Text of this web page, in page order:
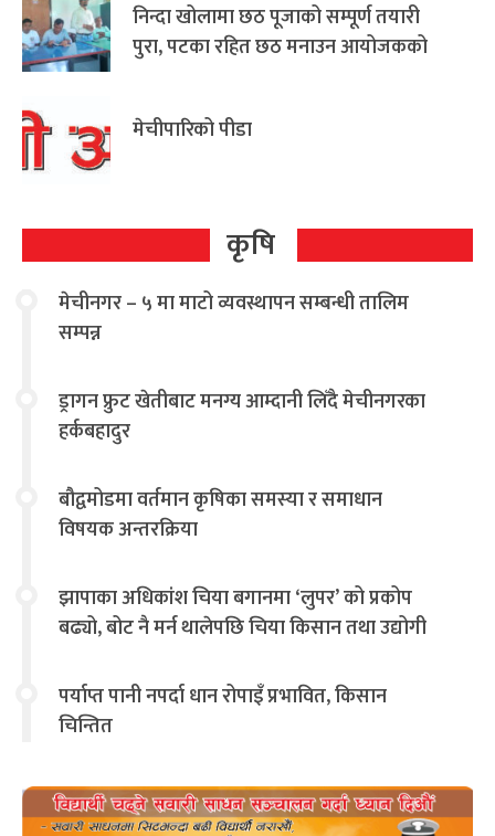
निन्दा खोलामा छठ पूजाको सम्पूर्ण तयारी
पुरा, पटका रहित छठ मनाउन आयोजकको
मेचीपारिको पीडा
कृषि
मेचीनगर – ५ मा माटो व्यवस्थापन सम्बन्धी तालिम
सम्पन्न
ड्रागन फ्रुट खेतीबाट मनग्य आम्दानी लिँदै मेचीनगरका
हर्कबहादुर
बौद्वमोडमा वर्तमान कृषिका समस्या र समाधान
विषयक अन्तरक्रिया
झापाका अधिकांश चिया बगानमा ‘लुपर’ को प्रकोप
बढ्यो, बोट नै मर्न थालेपछि चिया किसान तथा उद्योगी
पर्याप्त पानी नपर्दा धान रोपाइँ प्रभावित, किसान
चिन्तित